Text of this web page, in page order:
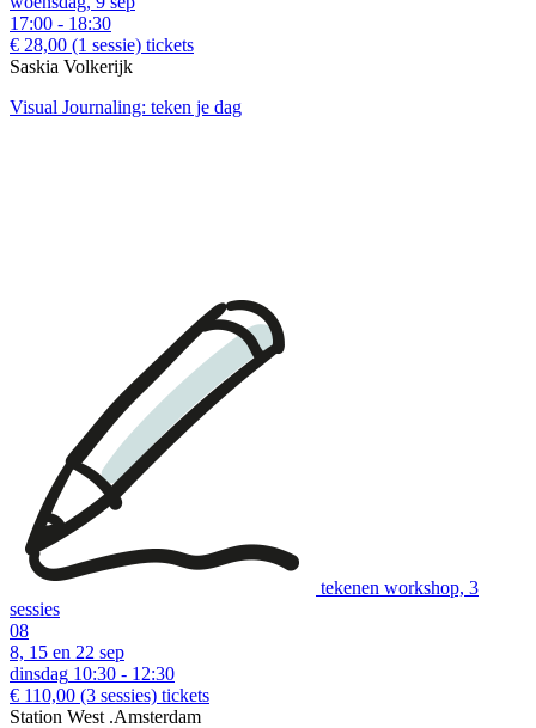
17:00 - 18:30
€ 28,00 (1 sessie) tickets
Saskia Volkerijk
Visual Journaling: teken je dag
tekenen workshop, 3
sessies
08
8, 15 en 22 sep
dinsdag 10:30 - 12:30
€ 110,00 (3 sessies) tickets
Station West .Amsterdam